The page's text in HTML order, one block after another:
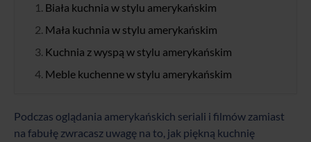
Biała kuchnia w stylu amerykańskim
Mała kuchnia w stylu amerykańskim
Kuchnia z wyspą w stylu amerykańskim
Meble kuchenne w stylu amerykańskim
Podczas oglądania amerykańskich seriali i filmów zamiast
na fabułę zwracasz uwagę na to, jak piękną kuchnię